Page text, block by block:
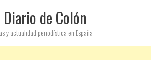
Diario de Colón
y actualidad periodística en España